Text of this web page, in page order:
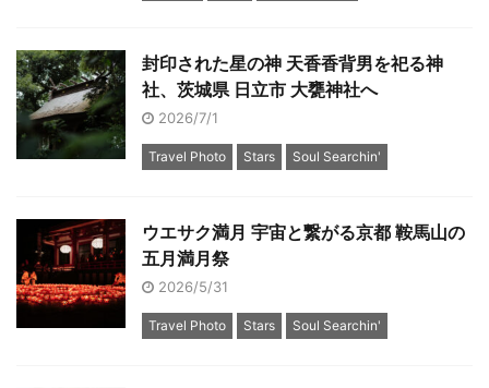
封印された星の神 天香香背男を祀る神
社、茨城県 日立市 大甕神社へ
2026/7/1
Travel Photo Stars Soul Searchin'
ウエサク満月 宇宙と繋がる京都 鞍馬山の
五月満月祭
2026/5/31
Travel Photo Stars Soul Searchin'